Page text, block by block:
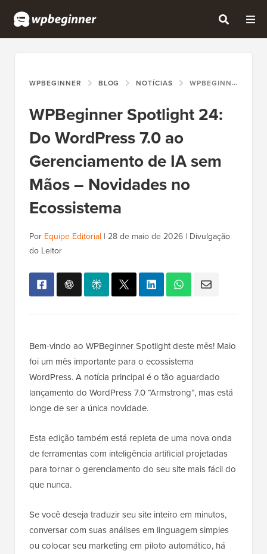
WPBEGINNER BLOG NOTÍCIAS WPBEGINNER SPOTLIGHT 24: DO WORDPRESS 7.0 AO GERENCIAMENTO DE IA SEM MÃOS – NOVIDADES NO ECOSSISTEMA
WPBeginner Spotlight 24:
Do WordPress 7.0 ao
Gerenciamento de IA sem
Mãos – Novidades no
Ecossistema
Por Equipe Editorial | 28 de maio de 2026 | Divulgação
do Leitor
Bem-vindo ao WPBeginner Spotlight deste mês! Maio
foi um mês importante para o ecossistema
WordPress. A notícia principal é o tão aguardado
lançamento do WordPress 7.0 “Armstrong”, mas está
longe de ser a única novidade.
Esta edição também está repleta de uma nova onda
de ferramentas com inteligência artificial projetadas
para tornar o gerenciamento do seu site mais fácil do
que nunca.
Se você deseja traduzir seu site inteiro em minutos,
conversar com suas análises em linguagem simples
ou colocar seu marketing em piloto automático, há